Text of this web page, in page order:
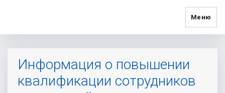
Меню
Информация о повышении
квалификации сотрудников